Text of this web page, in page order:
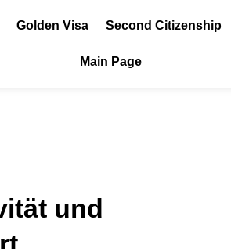
Golden Visa Second Citizenship
Main Page
und